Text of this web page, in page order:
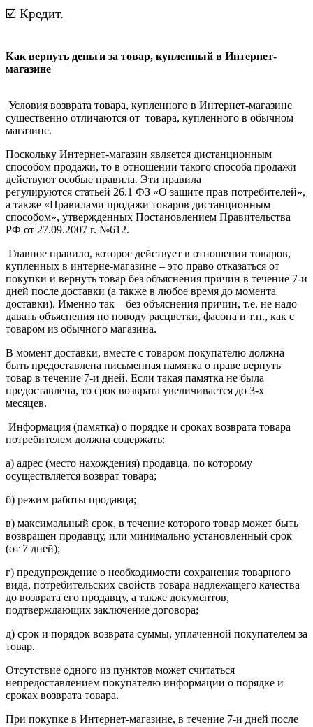
☑️ Кредит.
Как вернуть деньги за товар, купленный в Интернет-
магазине
Условия возврата товара, купленного в Интернет-магазине
существенно отличаются от товара, купленного в обычном
магазине.
Поскольку Интернет-магазин является дистанционным
способом продажи, то в отношении такого способа продажи
действуют особые правила. Эти правила
регулируются статьей 26.1 ФЗ «О защите прав потребителей»,
а также «Правилами продажи товаров дистанционным
способом», утвержденных Постановлением Правительства
РФ от 27.09.2007 г. №612.
Главное правило, которое действует в отношении товаров,
купленных в интерне-магазине – это право отказаться от
покупки и вернуть товар без объяснения причин в течение 7-и
дней после доставки (а также в любое время до момента
доставки). Именно так – без объяснения причин, т.е. не надо
давать объяснения по поводу расцветки, фасона и т.п., как с
товаром из обычного магазина.
В момент доставки, вместе с товаром покупателю должна
быть предоставлена письменная памятка о праве вернуть
товар в течение 7-и дней. Если такая памятка не была
предоставлена, то срок возврата увеличивается до 3-х
месяцев.
Информация (памятка) о порядке и сроках возврата товара
потребителем должна содержать:
а) адрес (место нахождения) продавца, по которому
осуществляется возврат товара;
б) режим работы продавца;
в) максимальный срок, в течение которого товар может быть
возвращен продавцу, или минимально установленный срок
(от 7 дней);
г) предупреждение о необходимости сохранения товарного
вида, потребительских свойств товара надлежащего качества
до возврата его продавцу, а также документов,
подтверждающих заключение договора;
д) срок и порядок возврата суммы, уплаченной покупателем за
товар.
Отсутствие одного из пунктов может считаться
непредоставлением покупателю информации о порядке и
сроках возврата товара.
При покупке в Интернет-магазине, в течение 7-и дней после